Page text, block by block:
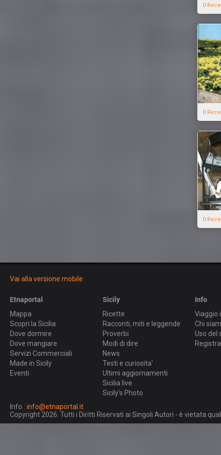
0
0
0
Vai alla versione mobile
Etnaportal
Mappa
Scopri la Sicilia
Dove dormire
Dove mangiare
Servizi Commerciali
Made in Sicily
Eventi
Sicily
Ricette
Racconti, miti e leggende
Proverbi
Modi di dire
News
Testi e curiosita'
Ultimi aggiornamenti
Sicilia live
Sicily's Photo
Info
Viaggio
Chi
Uso del
Info : info@etnaportal.it
Copyright 2026. Tutti i Diritti Riservati ai Singoli Autori - è vietata